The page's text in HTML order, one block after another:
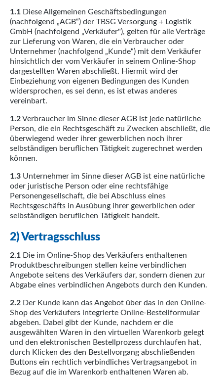
1.1 Diese Allgemeinen Geschäftsbedingungen
(nachfolgend „AGB“) der TBSG Versorgung + Logistik
GmbH (nachfolgend „Verkäufer"), gelten für alle Verträge
zur Lieferung von Waren, die ein Verbraucher oder
Unternehmer (nachfolgend „Kunde“) mit dem Verkäufer
hinsichtlich der vom Verkäufer in seinem Online-Shop
dargestellten Waren abschließt. Hiermit wird der
Einbeziehung von eigenen Bedingungen des Kunden
widersprochen, es sei denn, es ist etwas anderes
vereinbart.
1.2Verbraucher im Sinne dieser AGB ist jede natürliche
Person, die ein Rechtsgeschäft zu Zwecken abschließt, die
überwiegend weder ihrer gewerblichen noch ihrer
selbständigen beruflichen Tätigkeit zugerechnet werden
können.
1.3 Unternehmer im Sinne dieser AGB ist eine natürliche
oder juristische Person oder eine rechtsfähige
Personengesellschaft, die bei Abschluss eines
Rechtsgeschäfts in Ausübung ihrer gewerblichen oder
selbständigen beruflichen Tätigkeit handelt.
2) Vertragsschluss
2.1 Die im Online-Shop des Verkäufers enthaltenen
Produktbeschreibungen stellen keine verbindlichen
Angebote seitens des Verkäufers dar, sondern dienen zur
Abgabe eines verbindlichen Angebots durch den Kunden.
2.2 Der Kunde kann das Angebot über das in den Online-
Shop des Verkäufers integrierte Online-Bestellformular
abgeben. Dabei gibt der Kunde, nachdem er die
ausgewählten Waren in den virtuellen Warenkorb gelegt
und den elektronischen Bestellprozess durchlaufen hat,
durch Klicken des den Bestellvorgang abschließenden
Buttons ein rechtlich verbindliches Vertragsangebot in
Bezug auf die im Warenkorb enthaltenen Waren ab.